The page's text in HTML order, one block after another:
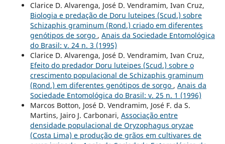
Clarice D. Alvarenga, José D. Vendramim, Ivan Cruz,
Biologia e predação de Doru luteipes (Scud.) sobre
Schizaphis graminum (Rond.) criado em diferentes
genótipos de sorgo , Anais da Sociedade Entomológica
do Brasil: v. 24 n. 3 (1995)
Clarice D. Alvarenga, José D. Vendramim, Ivan Cruz,
Efeito do predador Doru luteipes (Scud.) sobre o
crescimento populacional de Schizaphis graminum
(Rond.) em diferentes genótipos de sorgo , Anais da
Sociedade Entomológica do Brasil: v. 25 n. 1 (1996)
Marcos Botton, José D. Vendramim, José F. da S.
Martins, Jairo J. Carbonari, Associação entre
densidade populacional de Oryzophagus oryzae
(Costa Lima) e produção de grãos em cultivares de